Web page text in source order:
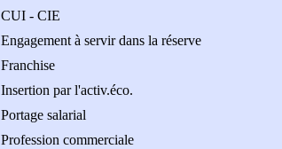
CUI - CIE
Engagement à servir dans la réserve
Franchise
Insertion par l'activ.éco.
Portage salarial
Profession commerciale